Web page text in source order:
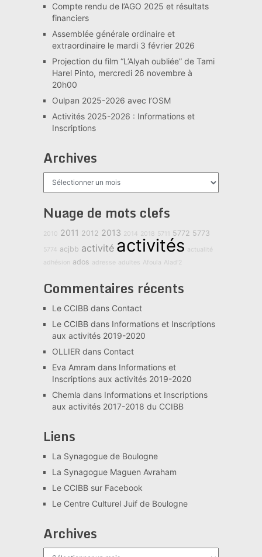
Compte rendu de l’AGO 2025 et résultats
financiers
Assemblée générale ordinaire et
extraordinaire le mardi 3 février 2026
Projection du film “L’Alyah oubliée” de Tami
Harel Pinto, mercredi 26 novembre à
20h00
Oulpan 2025-2026 avec l’OSM
Activités 2025-2026 : Informations et
Inscriptions
Archives
Archives
Nuage de mots clefs
2010 2011 2012 2013 2014 2018 5711 5772 5773
5774 acjbb activité activités actualité
adhésion ados adresse adultes Afoula Alad'2
Commentaires récents
Le CCIBBdans Contact
Le CCIBBdans Informations et Inscriptions
aux activités 2019-2020
OLLIER dans Contact
Eva Amram dans Informations et
Inscriptions aux activités 2019-2020
Chemla dans Informations et Inscriptions
aux activités 2017-2018 du CCIBB
Liens
La Synagogue de Boulogne
La Synagogue Maguen Avraham
Le CCIBB sur Facebook
Le Centre Culturel Juif de Boulogne
Archives
Archives